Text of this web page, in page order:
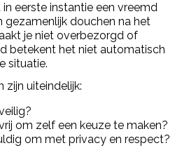
eerste instantie een vreemd
gezamenlijk douchen na het
je niet overbezorgd of
betekent het niet automatisch
situatie.
zijn uiteindelijk:
om zelf een keuze te maken?
om met privacy en respect?